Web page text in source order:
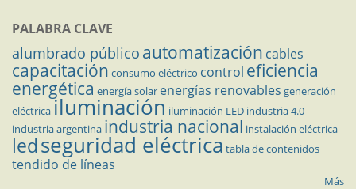
PALABRA CLAVE
alumbrado público automatización cables
capacitación consumo eléctrico control eficiencia
energética energía solar energías renovables generación
eléctricailuminación iluminación LED industria 4.0
industria argentina industria nacional instalación eléctrica
ledseguridad eléctrica tabla de contenidos
tendido de líneas
Más